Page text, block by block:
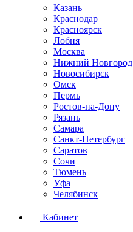
Казань
Краснодар
Красноярск
Лобня
Москва
Нижний Новгород
Новосибирск
Омск
Пермь
Ростов-на-Дону
Рязань
Самара
Санкт-Петербург
Саратов
Сочи
Тюмень
Уфа
Челябинск
Кабинет